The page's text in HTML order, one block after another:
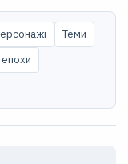
Теми